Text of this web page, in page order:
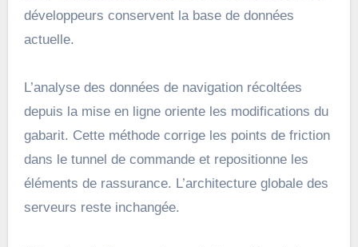
développeurs conservent la base de données
actuelle.
L’analyse des données de navigation récoltées
depuis la mise en ligne oriente les modifications du
gabarit. Cette méthode corrige les points de friction
dans le tunnel de commande et repositionne les
éléments de rassurance. L’architecture globale des
serveurs reste inchangée.